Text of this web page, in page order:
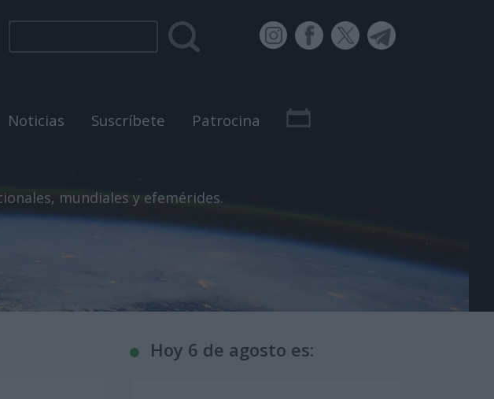
Noticias Suscríbete Patrocina
mundiales y efemérides.
Hoy 6 de agosto es: